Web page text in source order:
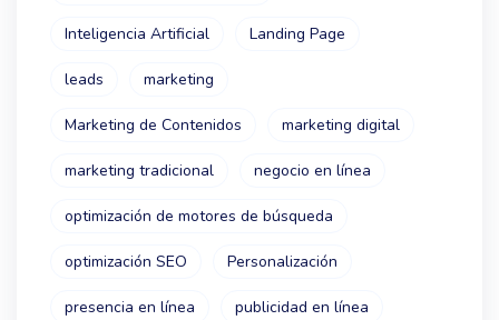
Inteligencia Artificial Landing Page
leads marketing
Marketing de Contenidos marketing digital
marketing tradicional negocio en línea
optimización de motores de búsqueda
optimización SEO Personalización
presencia en línea publicidad en línea